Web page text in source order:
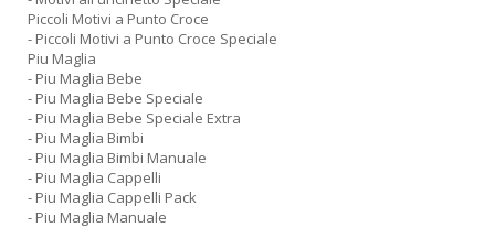
Piccoli Motivi a Punto Croce
- Piccoli Motivi a Punto Croce Speciale
Piu Maglia
- Piu Maglia Bebe
- Piu Maglia Bebe Speciale
- Piu Maglia Bebe Speciale Extra
- Piu Maglia Bimbi
- Piu Maglia Bimbi Manuale
- Piu Maglia Cappelli
- Piu Maglia Cappelli Pack
- Piu Maglia Manuale